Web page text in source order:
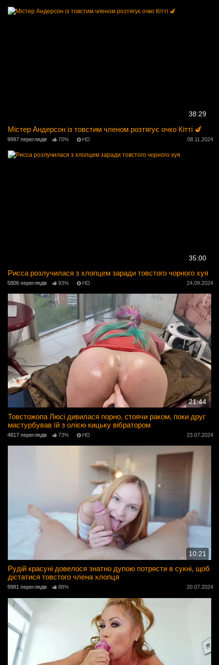
38:29
Містер Андерсон із товстим членом розтягує очко Кітті 🍆
9997 переглядів 70% HD 08.11.2024
35:00
Рисса розлучилася з хлопцем заради товстого чорного хуя
5806 переглядів 93% HD 24.09.2024
21:44
Товстожопа Люсі дивилася порно, стоячи раком, поки друг
мастурбував їй з олією кицьку вібратором
4817 переглядів 73% HD 23.07.2024
10:21
Рудій красуні довелося знатно дупою потрясти в сукні, щоб
дістатися товстого члена хлопця
9981 переглядів 88% 20.07.2024